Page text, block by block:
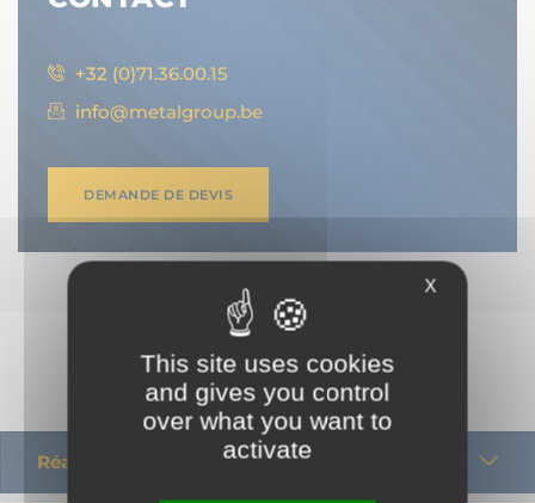
+32 (0)71.36.00.15
info@metalgroup.be
DEMANDE DE DEVIS
Réalisations
X
This site uses cookies
and gives you control
over what you want to
activate